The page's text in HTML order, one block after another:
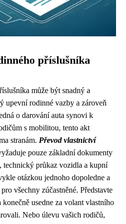
příslušníka
může být snadný a
upevní rodinné vazby a zároveň
o darování auta synovi k
s mobilitou, tento akt
stranám. Převod vlastnictví
pouze základní dokumenty
technický průkaz vozidla a kupní
otázkou jednoho dopoledne a
všechny zúčastněné. Představte
usedne za volant vlastního
Nebo úlevu vašich rodičů,